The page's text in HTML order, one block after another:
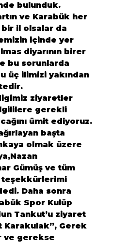
bulunduk.
ve Karabük her
bir il olsalar da
içinde yer
diyarının birer
bu sorunlarda
üç ilimizi yakından
ziyaretler
gerekli
ümit ediyoruz.
başta
olmak üzere
Gümüş ve tüm
teşekkürlerimi
Daha sonra
Spor Kulüp
Tankut’u ziyaret
Karakulak”, Gerek
ve gerekse